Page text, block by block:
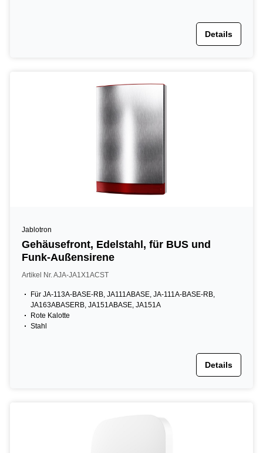
Details
Jablotron
Gehäusefront, Edelstahl, für BUS und
Funk-Außensirene
Artikel Nr. AJA-JA1X1ACST
Für JA-113A-BASE-RB, JA111ABASE, JA-111A-BASE-RB,
JA163ABASERB, JA151ABASE, JA151A
Rote Kalotte
Stahl
Details